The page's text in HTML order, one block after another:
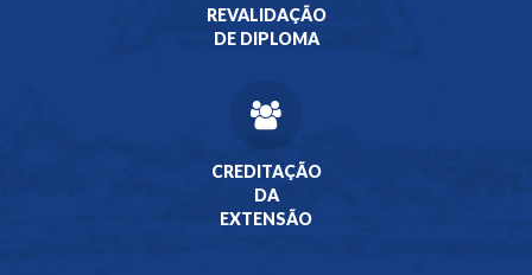
REVALIDAÇÃO
DE DIPLOMA
CREDITAÇÃO
DA
EXTENSÃO